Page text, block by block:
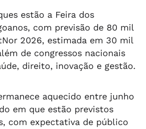
estão a Feira dos
com previsão de 80 mil
2026, estimada em 30 mil
de congressos nacionais
direito, inovação e gestão.
aquecido entre junho
em que estão previstos
com expectativa de público